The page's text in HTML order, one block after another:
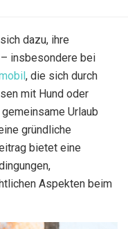
dazu, ihre
insbesondere bei
, die sich durch
mit Hund oder
Urlaub
gründliche
bietet eine
Aspekten beim